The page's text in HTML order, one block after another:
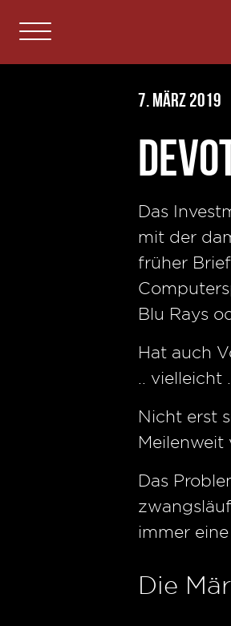
7. März 2019
Das
mit der
früher
Blu Rays
Hat auch
..
Nicht erst
Meilenweit
Das
immer
Die